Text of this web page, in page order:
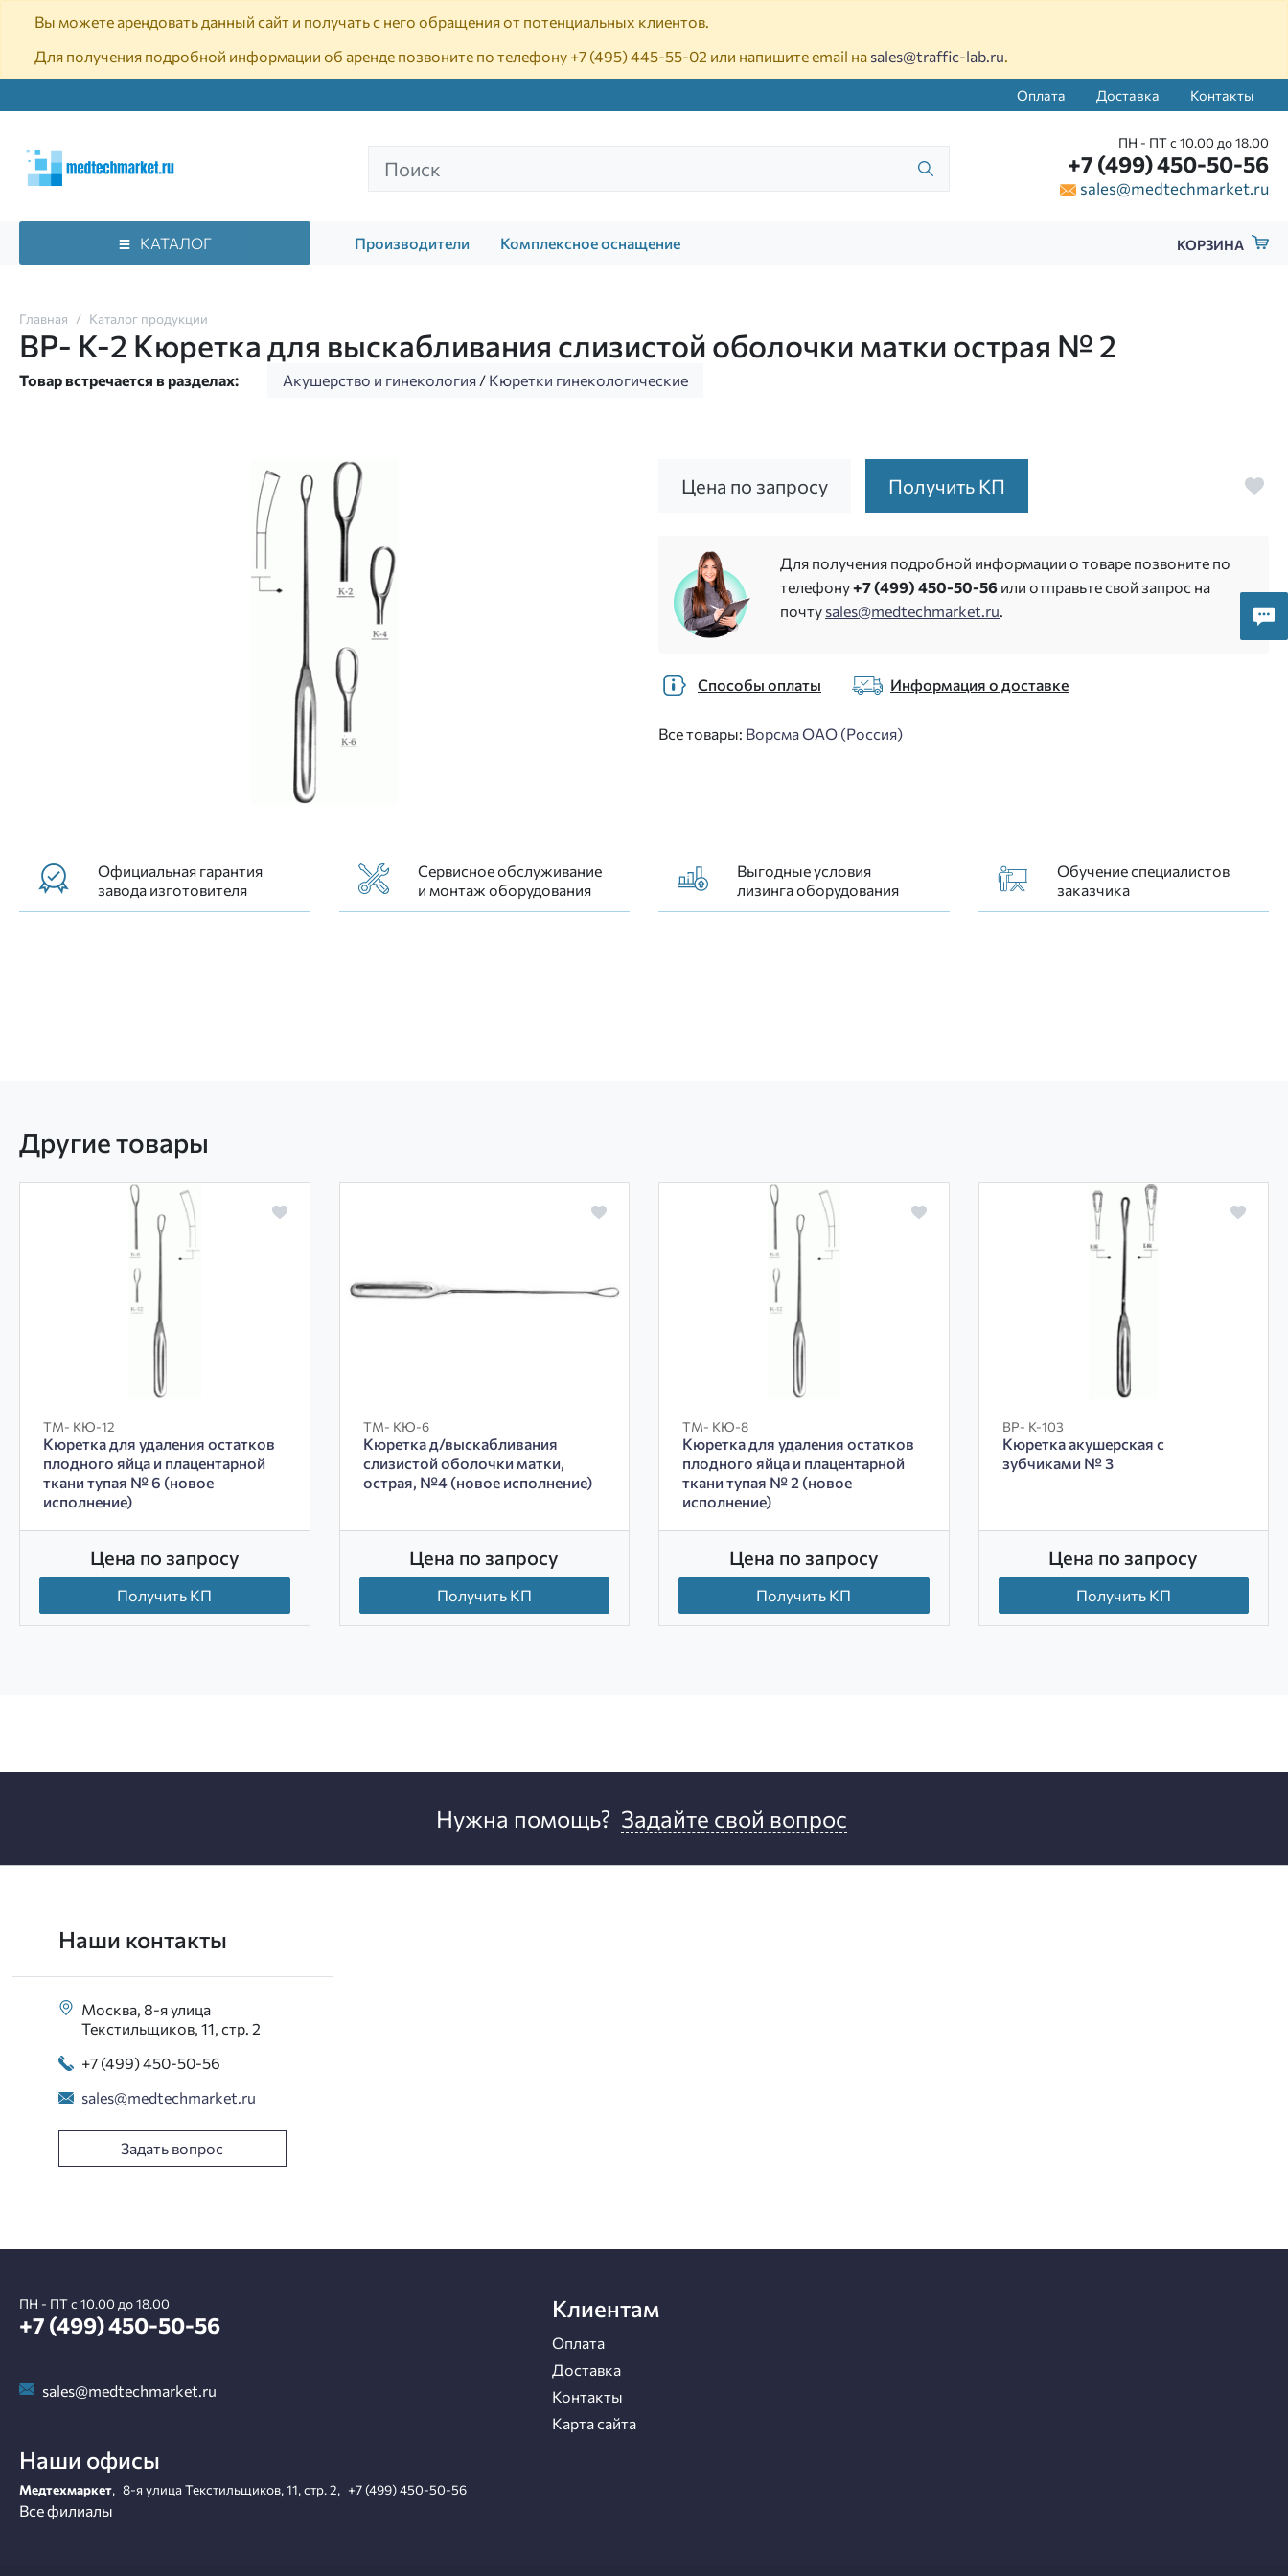
Вы можете арендовать данный сайт и получать с него обращения от потенциальных клиентов.
Для получения подробной информации об аренде позвоните по телефону +7 (495) 445-55-02 или напишите email на sales@traffic-lab.ru.
Оплата Доставка Контакты
ПН - ПТ с 10.00 до 18.00
+7 (499) 450-50-56
sales@medtechmarket.ru
КАТАЛОГ Производители Комплексное оснащение КОРЗИНА
Главная Каталог продукции
ВР- К-2 Кюретка для выскабливания слизистой оболочки матки острая № 2
Товар встречается в разделах: Акушерство и гинекология / Кюретки гинекологические
Цена по запросу Получить КП
Для получения подробной информации о товаре позвоните по
телефону+7 (499) 450-50-56 или отправьте свой запрос на
почту sales@medtechmarket.ru.
Способы оплаты Информация о доставке
Все товары: Ворсма ОАО (Россия)
Официальная гарантия
завода изготовителя
Сервисное обслуживание
и монтаж оборудования
Выгодные условия
лизинга оборудования
Обучение специалистов
заказчика
Другие товары
ТМ- КЮ-12
Кюретка для удаления остатков
плодного яйца и плацентарной
ткани тупая № 6 (новое
исполнение)
Цена по запросу
Получить КП
ТМ- КЮ-6
Кюретка д/выскабливания
слизистой оболочки матки,
острая, №4 (новое исполнение)
Цена по запросу
Получить КП
ТМ- КЮ-8
Кюретка для удаления остатков
плодного яйца и плацентарной
ткани тупая № 2 (новое
исполнение)
Цена по запросу
Получить КП
ВР- К-103
Кюретка акушерская с
зубчиками № 3
Цена по запросу
Получить КП
Нужна помощь? Задайте свой вопрос
Наши контакты
Москва, 8-я улица
Текстильщиков, 11, стр. 2
+7 (499) 450-50-56
sales@medtechmarket.ru
Задать вопрос
ПН - ПТ с 10.00 до 18.00
+7 (499) 450-50-56
sales@medtechmarket.ru
Наши офисы
Медтехмаркет, 8-я улица Текстильщиков, 11, стр. 2, +7 (499) 450-50-56
Все филиалы
Клиентам
Оплата
Доставка
Контакты
Карта сайта